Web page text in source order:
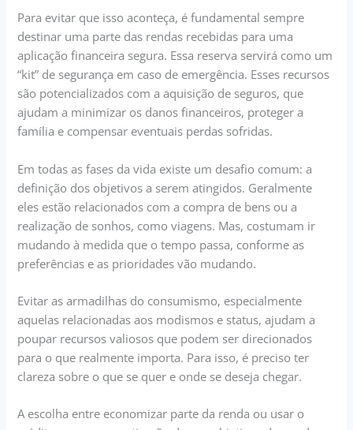
Para evitar que isso aconteça, é fundamental sempre
destinar uma parte das rendas recebidas para uma
aplicação financeira segura. Essa reserva servirá como um
“kit” de segurança em caso de emergência. Esses recursos
são potencializados com a aquisição de seguros, que
ajudam a minimizar os danos financeiros, proteger a
família e compensar eventuais perdas sofridas.
Em todas as fases da vida existe um desafio comum: a
definição dos objetivos a serem atingidos. Geralmente
eles estão relacionados com a compra de bens ou a
realização de sonhos, como viagens. Mas, costumam ir
mudando à medida que o tempo passa, conforme as
preferências e as prioridades vão mudando.
Evitar as armadilhas do consumismo, especialmente
aquelas relacionadas aos modismos e status, ajudam a
poupar recursos valiosos que podem ser direcionados
para o que realmente importa. Para isso, é preciso ter
clareza sobre o que se quer e onde se deseja chegar.
A escolha entre economizar parte da renda ou usar o